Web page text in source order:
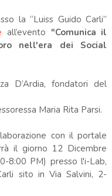
la “Luiss Guido Carli”
all’evento "Comunica il
nell'era dei Social
D’Ardia, fondatori del
Maria Rita Parsi.
con il portale
il giorno 12 Dicembre
8:00 PM) presso l'i-Lab,
sito in Via Salvini, 2-